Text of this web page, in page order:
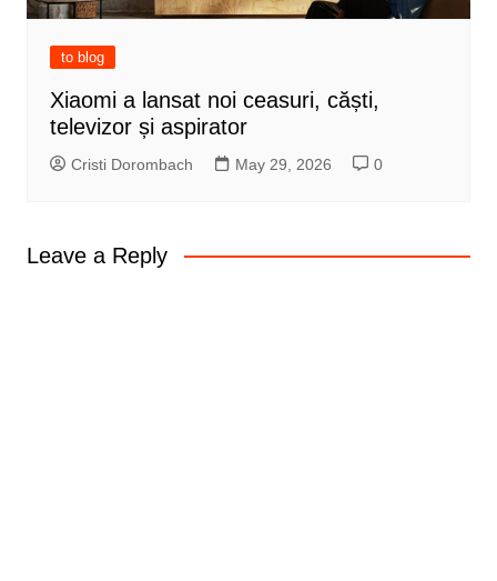
to blog
Xiaomi a lansat noi ceasuri, căști,
televizor și aspirator
Cristi Dorombach May 29, 2026 0
Leave a Reply